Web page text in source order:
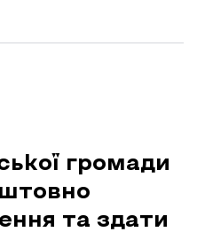
громади
та здати